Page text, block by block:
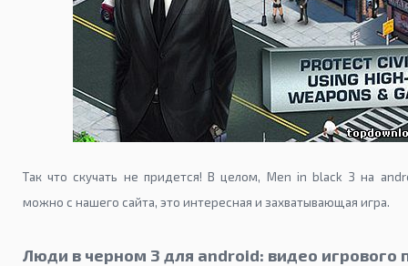
Так что скучать не придется! В целом, Men in black 3 на
можно с нашего сайта, это интересная и захватывающая игра.
Люди в черном 3 для android: видео игрового